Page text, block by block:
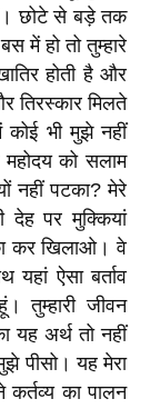
छोटे से बड़े तक
में हो तो तुम्हारे
होती है और
तिरस्कार मिलते
भी मुझे नहीं
को सलाम
नहीं पटका? मेरे
देह पर मुक्कियां
कर खिलाओ। वे
यहां ऐसा बर्ताव
तुम्हारी जीवन
यह अर्थ तो नहीं
पीसो। यह मेरा
का पालन